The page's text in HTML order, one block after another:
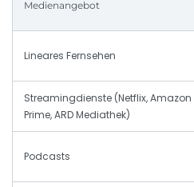
Medienangebot
Lineares Fernsehen
Streamingdienste (Netflix, Amazon
Prime, ARD Mediathek)
Podcasts